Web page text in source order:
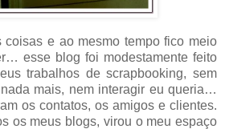
coisas e ao mesmo tempo fico meio
esse blog foi modestamente feito
trabalhos de scrapbooking, sem
mais, nem interagir eu queria…
os contatos, os amigos e clientes.
os meus blogs, virou o meu espaço